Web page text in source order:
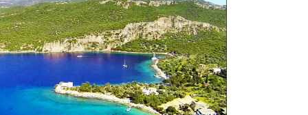
söylemeliyim. Sizlere tavsiyem mutlaka
"O" şeklinde ilerleyip tekrar Kalkan'da
birleşen bu etabı Akbel sonrası
yürümenizdir. Akbel'den Patara yönüne
giden Likya Yolu camiinin hemen
arkasından devam etmektedir. Cami
minaresinde ki Türk bayrağı